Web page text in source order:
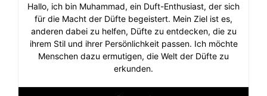
Hallo, ich bin Muhammad, ein Duft-Enthusiast, der sich
für die Macht der Düfte begeistert. Mein Ziel ist es,
anderen dabei zu helfen, Düfte zu entdecken, die zu
ihrem Stil und ihrer Persönlichkeit passen. Ich möchte
Menschen dazu ermutigen, die Welt der Düfte zu
erkunden.